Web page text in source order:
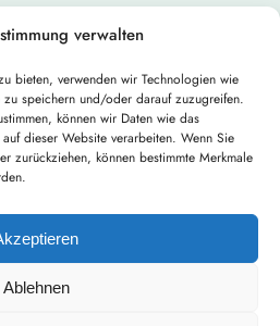
verwalten
bieten, verwenden wir Technologien wie
speichern und/oder darauf zuzugreifen.
können wir Daten wie das
dieser Website verarbeiten. Wenn Sie
zurückziehen, können bestimmte Merkmale
Ablehnen
2024
1 2 3 4 … 10